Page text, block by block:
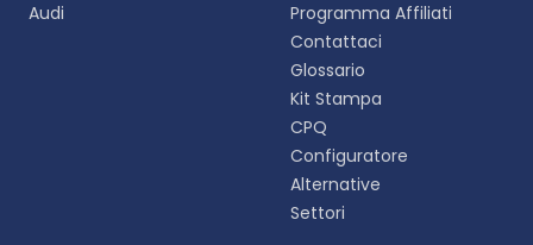
Audi
Programma Affiliati
Contattaci
Glossario
Kit Stampa
CPQ
Configuratore
Alternative
Settori